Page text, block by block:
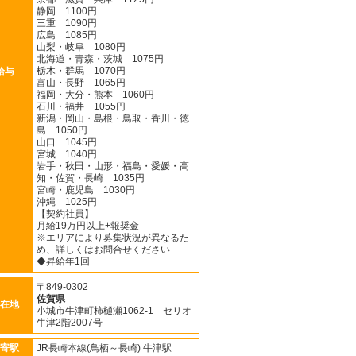
与
静岡 1100円
三重 1090円
広島 1085円
山梨・岐阜 1080円
北海道・青森・茨城 1075円
栃木・群馬 1070円
富山・長野 1065円
福岡・大分・熊本 1060円
石川・福井 1055円
新潟・岡山・島根・鳥取・香川・徳
島 1050円
山口 1045円
宮城 1040円
岩手・秋田・山形・福島・愛媛・高
知・佐賀・長崎 1035円
宮崎・鹿児島 1030円
沖縄 1025円
【契約社員】
月給19万円以上+報奨金
※エリアにより募集状況が異なるた
め、詳しくはお問合せください
◆昇給年1回
地
〒849-0302
佐賀県
小城市牛津町柿樋瀬1062-1 セリオ
牛津2階2007号
駅 JR長崎本線(鳥栖～長崎) 牛津駅